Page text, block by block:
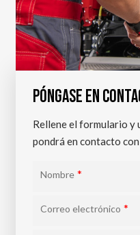
PÓNGASE EN
Rellene el formulario y
pondrá en contacto
Nombre *
Correo electrónico *